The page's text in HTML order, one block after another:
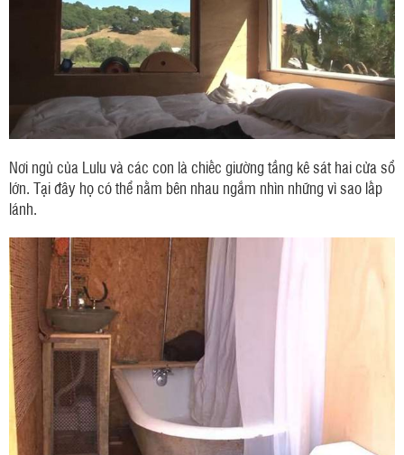
Nơi ngủ của Lulu và các con là chiếc giường tầng kê sát hai cửa sổ
lớn. Tại đây họ có thể nằm bên nhau ngắm nhìn những vì sao lấp
lánh.